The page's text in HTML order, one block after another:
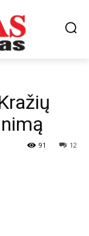
12
91